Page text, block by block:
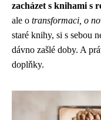
zacházet s knihami s
ale o transformaci, o
staré knihy, si s sebou
dávno zašlé doby. A
doplňky.